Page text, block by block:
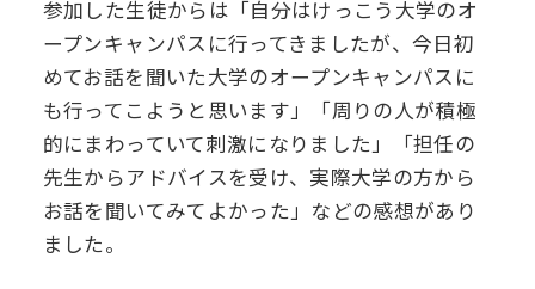
参加した生徒からは「自分はけっこう大学のオ
ープンキャンパスに行ってきましたが、今日初
めてお話を聞いた大学のオープンキャンパスに
も行ってこようと思います」「周りの人が積極
的にまわっていて刺激になりました」「担任の
先生からアドバイスを受け、実際大学の方から
お話を聞いてみてよかった」などの感想があり
ました。